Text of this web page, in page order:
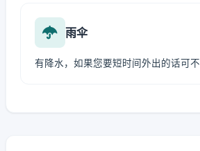
雨伞
有降水，如果您要短时间外出的话可不